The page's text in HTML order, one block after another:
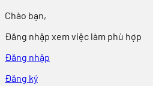
Chào bạn,
Đăng nhập xem việc làm phù hợp
Đăng nhập
Đăng ký